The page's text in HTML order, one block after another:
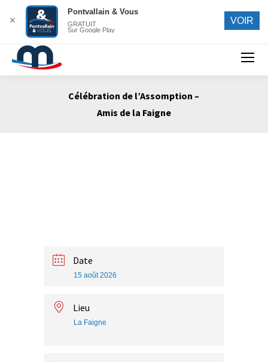
Célébration de l’Assomption –
Amis de la Faigne
Date
15 août 2026
Lieu
La Faigne
✕
Pontvallain & Vous
GRATUIT
Sur Google Play
VOIR